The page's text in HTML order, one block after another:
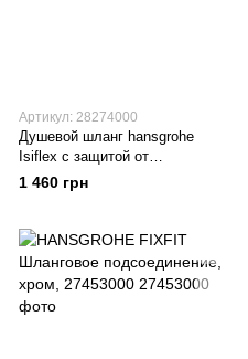
Артикул: 28274000
Душевой шланг hansgrohe
Isiflex с защитой от
перекручивания 200 см, хром
28274000
1 460 грн